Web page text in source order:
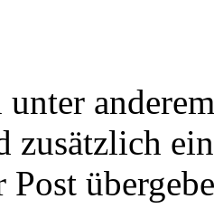
unter
zusätzlich
Post